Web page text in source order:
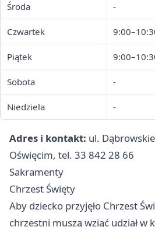
Środa -
Czwartek
Piątek
Sobota -
Niedziela -
Adres i kontakt: ul.
Oświęcim, tel. 33 842 28 66
Sakramenty
Chrzest Święty
Aby dziecko przyjęło Chrzest
chrzestni muszą wziąć udział w